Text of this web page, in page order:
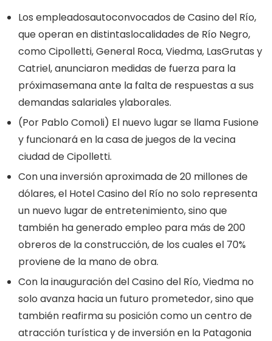
Los empleadosautoconvocados de Casino del Río,
que operan en distintaslocalidades de Río Negro,
como Cipolletti, General Roca, Viedma, LasGrutas y
Catriel, anunciaron medidas de fuerza para la
próximasemana ante la falta de respuestas a sus
demandas salariales ylaborales.
(Por Pablo Comoli) El nuevo lugar se llama Fusione
y funcionará en la casa de juegos de la vecina
ciudad de Cipolletti.
Con una inversión aproximada de 20 millones de
dólares, el Hotel Casino del Río no solo representa
un nuevo lugar de entretenimiento, sino que
también ha generado empleo para más de 200
obreros de la construcción, de los cuales el 70%
proviene de la mano de obra.
Con la inauguración del Casino del Río, Viedma no
solo avanza hacia un futuro prometedor, sino que
también reafirma su posición como un centro de
atracción turística y de inversión en la Patagonia